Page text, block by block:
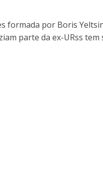
formada por Boris
parte da ex-URss tem